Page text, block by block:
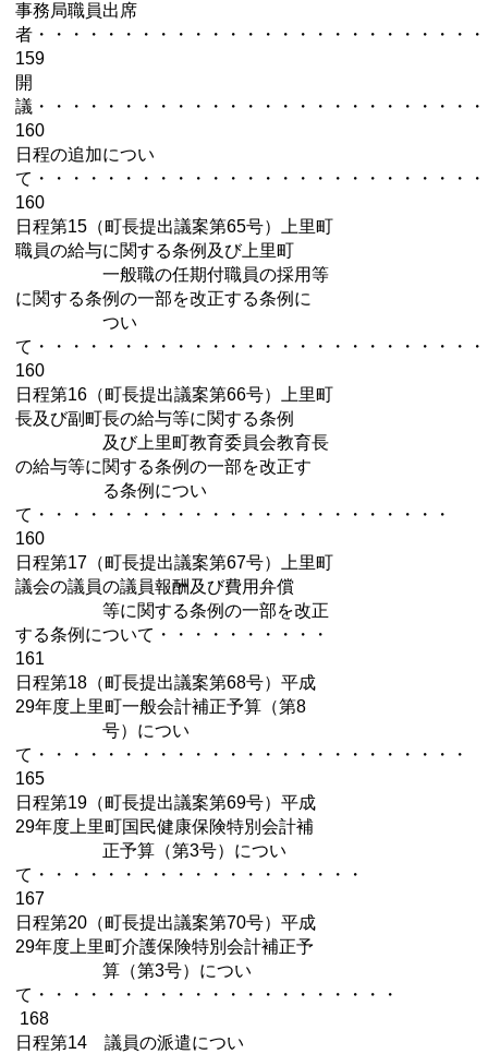
事務局職員出席
者・・・・・・・・・・・・・・・・・・・・・・・・・
159
開
議・・・・・・・・・・・・・・・・・・・・・・・・・
160
日程の追加につい
て・・・・・・・・・・・・・・・・・・・・・・・・・
160
日程第15（町長提出議案第65号）上里町
職員の給与に関する条例及び上里町
一般職の任期付職員の採用等
に関する条例の一部を改正する条例に
つい
て・・・・・・・・・・・・・・・・・・・・・・・・・
160
日程第16（町長提出議案第66号）上里町
長及び副町長の給与等に関する条例
及び上里町教育委員会教育長
の給与等に関する条例の一部を改正す
る条例につい
て・・・・・・・・・・・・・・・・・・・・・・・・
160
日程第17（町長提出議案第67号）上里町
議会の議員の議員報酬及び費用弁償
等に関する条例の一部を改正
する条例について・・・・・・・・・・
161
日程第18（町長提出議案第68号）平成
29年度上里町一般会計補正予算（第8
号）につい
て・・・・・・・・・・・・・・・・・・・・・・・・・
165
日程第19（町長提出議案第69号）平成
29年度上里町国民健康保険特別会計補
正予算（第3号）につい
て・・・・・・・・・・・・・・・・・・・
167
日程第20（町長提出議案第70号）平成
29年度上里町介護保険特別会計補正予
算（第3号）につい
て・・・・・・・・・・・・・・・・・・・・・
168
日程第14 議員の派遣につい